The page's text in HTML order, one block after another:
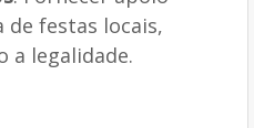
festas locais,
a legalidade.